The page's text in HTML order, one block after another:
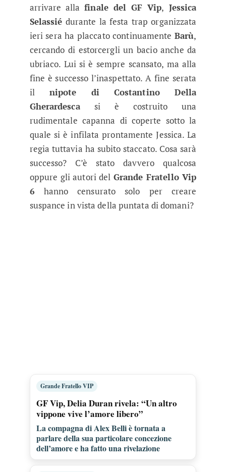
arrivare allafinale del GF Vip, Jessica
Selassié durante la festa trap organizzata
ieri sera ha placcato continuamente Barù,
cercando di estorcergli un bacio anche da
ubriaco. Lui si è sempre scansato, ma alla
fine è successo l’inaspettato. A fine serata
ilnipote di Costantino Della
Gherardescasi è costruito una
rudimentale capanna di coperte sotto la
quale si è infilata prontamente Jessica. La
regia tuttavia ha subito staccato. Cosa sarà
successo? C’è stato davvero qualcosa
oppure gli autori del Grande Fratello Vip
6 hanno censurato solo per creare
suspance in vista della puntata di domani?
Grande Fratello VIP
GF Vip, Delia Duran rivela: “Un altro
vippone vive l’amore libero”
La compagna di Alex Belli è tornata a
parlare della sua particolare concezione
dell’amore e ha fatto una rivelazione